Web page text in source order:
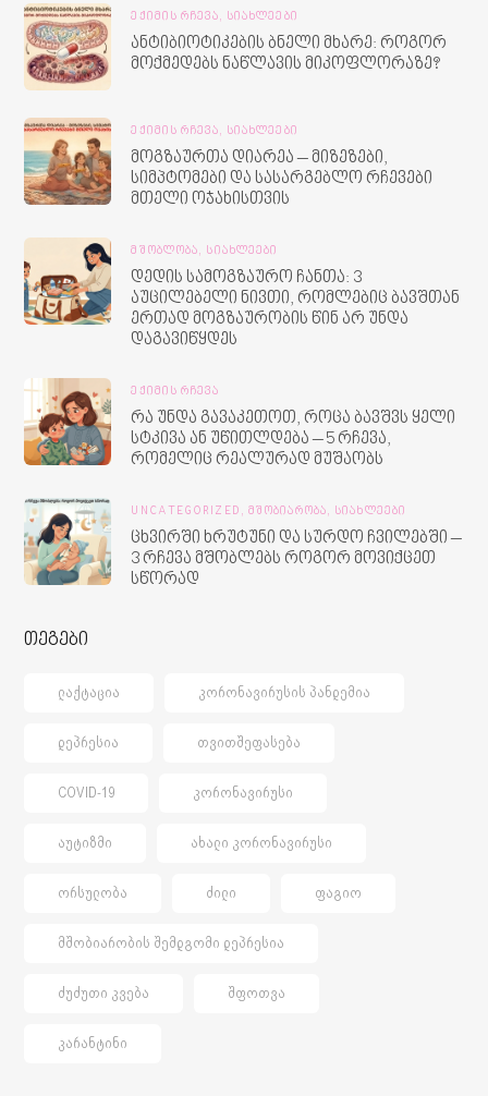
ᲔᲥᲘᲛᲘᲡ ᲠᲩᲔᲕᲐ, ᲡᲘᲐᲮᲚᲔᲔᲑᲘ
ანტიბიოტიკების ბნელი მხარე: როგორ
მოქმედებს ნაწლავის მიკოფლორაზე?
ᲔᲥᲘᲛᲘᲡ ᲠᲩᲔᲕᲐ, ᲡᲘᲐᲮᲚᲔᲔᲑᲘ
მოგზაურთა დიარეა – მიზეზები,
სიმპტომები და სასარგებლო რჩევები
მთელი ოჯახისთვის
ᲛᲨᲝᲑᲚᲝᲑᲐ, ᲡᲘᲐᲮᲚᲔᲔᲑᲘ
დედის სამოგზაურო ჩანთა: 3
აუცილებელი ნივთი, რომლებიც ბავშთან
ერთად მოგზაურობის წინ არ უნდა
დაგავიწყდეს
ᲔᲥᲘᲛᲘᲡ ᲠᲩᲔᲕᲐ
რა უნდა გავაკეთოთ, როცა ბავშვს ყელი
სტკივა ან უწითლდება – 5 რჩევა,
რომელიც რეალურად მუშაობს
UNCATEGORIZED, ᲛᲨᲝᲑᲘᲐᲠᲝᲑᲐ, ᲡᲘᲐᲮᲚᲔᲔᲑᲘ
ცხვირში ხრუტუნი და სურდო ჩვილებში –
3 რჩევა მშობლებს როგორ მოვიქცეთ
სწორად
თეგები
ᲚᲐᲥᲢᲐᲪᲘᲐ ᲙᲝᲠᲝᲜᲐᲕᲘᲠᲣᲡᲘᲡ ᲞᲐᲜᲓᲔᲛᲘᲐ
ᲓᲔᲞᲠᲔᲡᲘᲐ ᲗᲕᲘᲗᲨᲔᲤᲐᲡᲔᲑᲐ
COVID-19 ᲙᲝᲠᲝᲜᲐᲕᲘᲠᲣᲡᲘ
ᲐᲣᲢᲘᲖᲛᲘ ᲐᲮᲐᲚᲘ ᲙᲝᲠᲝᲜᲐᲕᲘᲠᲣᲡᲘ
ᲝᲠᲡᲣᲚᲝᲑᲐ ᲫᲘᲚᲘ ᲤᲐᲒᲘᲝ
ᲛᲨᲝᲑᲘᲐᲠᲝᲑᲘᲡ ᲨᲔᲛᲓᲒᲝᲛᲘ ᲓᲔᲞᲠᲔᲡᲘᲐ
ᲫᲣᲫᲣᲗᲘ ᲙᲕᲔᲑᲐ ᲨᲤᲝᲗᲕᲐ
ᲙᲐᲠᲐᲜᲢᲘᲜᲘ